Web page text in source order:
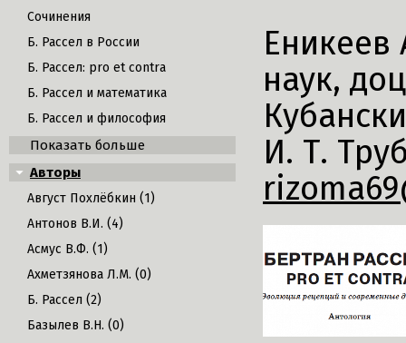
Сочинения
Б. Рассел в России
Б. Рассел: pro et contra
Б. Рассел и математика
Б. Рассел и философия
Показать больше
Авторы
Август Похлёбкин (1)
Антонов В.И. (4)
Асмус В.Ф. (1)
Ахметзянова Л.М. (0)
Б. Рассел (2)
Базылев В.Н. (0)
Еникеев
наук,
И. Т.